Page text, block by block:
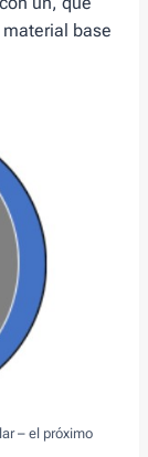
base
– el próximo